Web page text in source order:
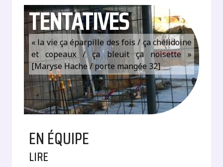
TENTATIVES
« la vie ça éparpille des fois / ça chélidoine
et copeaux / ça bleuit ça noisette »
[Maryse Hache / porte mangée 32]
EN ÉQUIPE
LIRE